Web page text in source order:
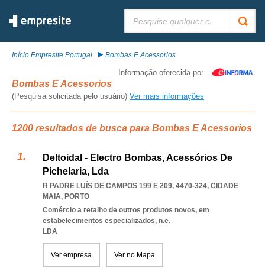
Início Empresite Portugal Bombas E Acessorios
Informação oferecida por
Bombas E Acessorios
(Pesquisa solicitada pelo usuário) Ver mais informações
1200 resultados de busca para Bombas E Acessorios
Deltoidal - Electro Bombas, Acessórios De
Pichelaria, Lda
R PADRE LUÍS DE CAMPOS 199 E 209, 4470-324, CIDADE
MAIA, PORTO
Comércio a retalho de outros produtos novos, em
estabelecimentos especializados, n.e.
LDA
Ver empresa Ver no Mapa